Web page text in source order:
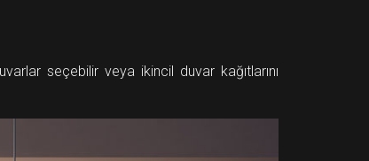
seçebilir veya ikincil duvar kağıtlarını